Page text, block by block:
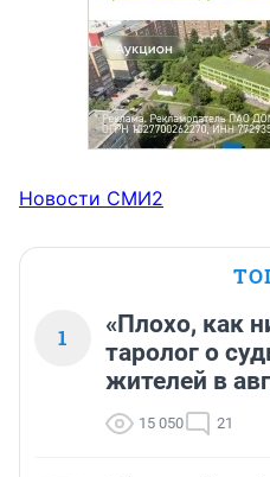
Новости СМИ2
1
«Плохо, как
таролог о
жителей в
15 050 21